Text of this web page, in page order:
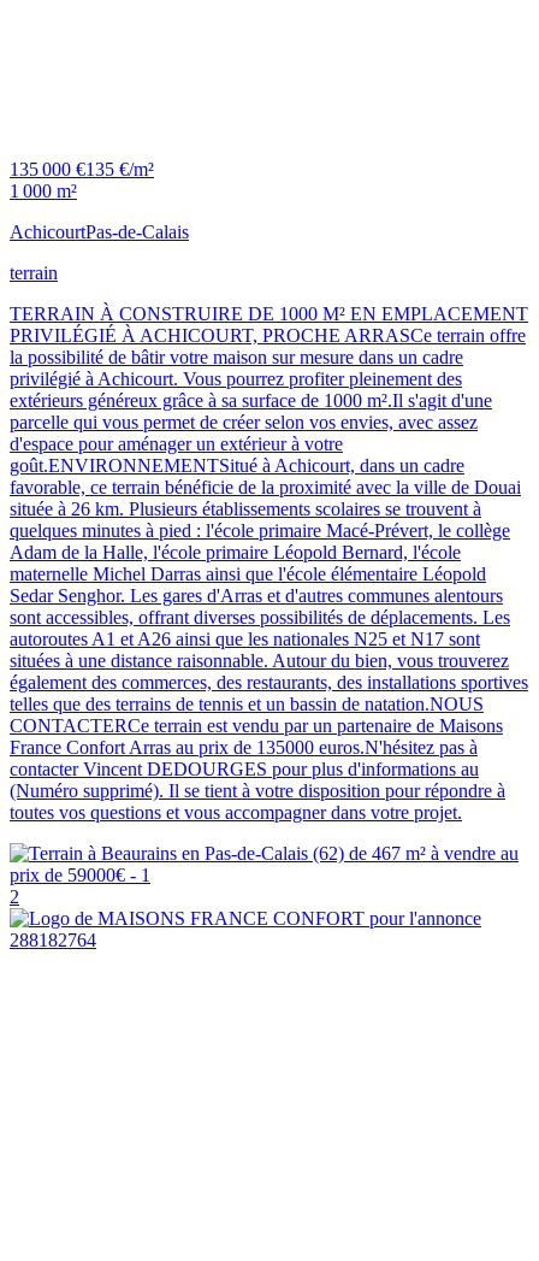
135 000 €135 €/m²
1 000 m²
AchicourtPas-de-Calais
terrain
TERRAIN À CONSTRUIRE DE 1000 M² EN EMPLACEMENT
PRIVILÉGIÉ À ACHICOURT, PROCHE ARRASCe terrain offre
la possibilité de bâtir votre maison sur mesure dans un cadre
privilégié à Achicourt. Vous pourrez profiter pleinement des
extérieurs généreux grâce à sa surface de 1000 m².Il s'agit d'une
parcelle qui vous permet de créer selon vos envies, avec assez
d'espace pour aménager un extérieur à votre
goût.ENVIRONNEMENTSitué à Achicourt, dans un cadre
favorable, ce terrain bénéficie de la proximité avec la ville de Douai
située à 26 km. Plusieurs établissements scolaires se trouvent à
quelques minutes à pied : l'école primaire Macé-Prévert, le collège
Adam de la Halle, l'école primaire Léopold Bernard, l'école
maternelle Michel Darras ainsi que l'école élémentaire Léopold
Sedar Senghor. Les gares d'Arras et d'autres communes alentours
sont accessibles, offrant diverses possibilités de déplacements. Les
autoroutes A1 et A26 ainsi que les nationales N25 et N17 sont
situées à une distance raisonnable. Autour du bien, vous trouverez
également des commerces, des restaurants, des installations sportives
telles que des terrains de tennis et un bassin de natation.NOUS
CONTACTERCe terrain est vendu par un partenaire de Maisons
France Confort Arras au prix de 135000 euros.N'hésitez pas à
contacter Vincent DEDOURGES pour plus d'informations au
(Numéro supprimé). Il se tient à votre disposition pour répondre à
toutes vos questions et vous accompagner dans votre projet.
2